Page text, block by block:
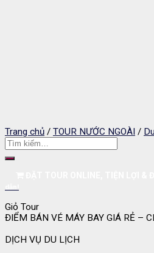
Trang chủ / TOUR NƯỚC NGOÀI /
Giỏ Tour
ĐIỂM BÁN VÉ MÁY BAY GIÁ RẺ –
DỊCH VỤ DU LỊCH